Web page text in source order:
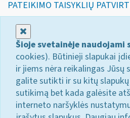
PATEIKIMO TAISYKLIŲ
Šioje svetainėje naudojami
cookies). Būtinieji slapukai
ir jiems nėra reikalingas Jūsų
galite sutikti ir su kitų
sutikimą bet kada galėsite
interneto naršyklės